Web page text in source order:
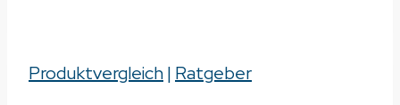
Test
Produktvergleich| Ratgeber